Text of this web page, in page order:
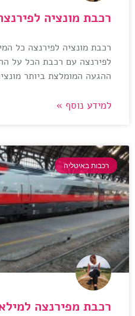
רכבת מונציה
רכבת מונציה לפירנצה כל
לפירנצה עם רכבת הכל על
ההגעה המומלצת ביותר
למידע נוסף »
רכבות באיטליה
רכבת מפירנצה